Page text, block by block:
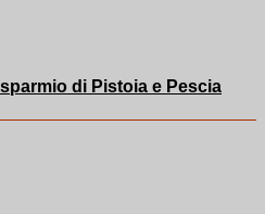
di Pistoia e Pescia